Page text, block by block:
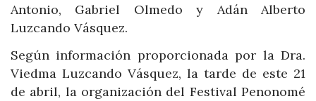
Antonio, Gabriel Olmedo y Adán Alberto
Luzcando Vásquez.
Según información proporcionada por la Dra.
Viedma Luzcando Vásquez, la tarde de este 21
de abril, la organización del Festival Penonomé